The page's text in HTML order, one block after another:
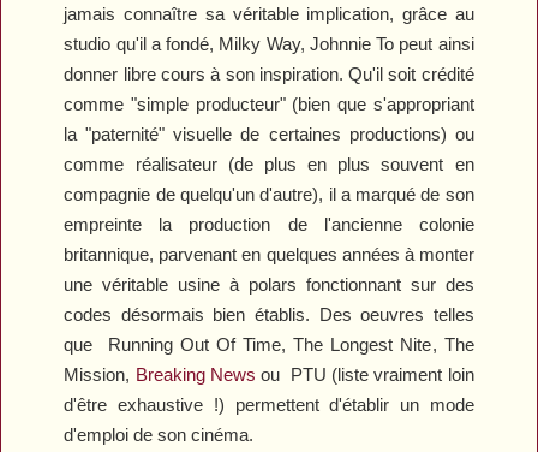
jamais connaître sa véritable implication, grâce au
studio qu'il a fondé, Milky Way, Johnnie To peut ainsi
donner libre cours à son inspiration. Qu'il soit crédité
comme "simple producteur" (bien que s'appropriant
la "paternité" visuelle de certaines productions) ou
comme réalisateur (de plus en plus souvent en
compagnie de quelqu'un d'autre), il a marqué de son
empreinte la production de l'ancienne colonie
britannique, parvenant en quelques années à monter
une véritable usine à polars fonctionnant sur des
codes désormais bien établis. Des oeuvres telles
que Running Out Of Time,The Longest Nite, The
Mission, Breaking News ou PTU (liste vraiment loin
d'être exhaustive !) permettent d'établir un mode
d'emploi de son cinéma.